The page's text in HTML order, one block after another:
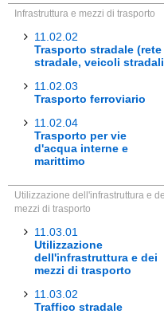
Infrastruttura e mezzi di trasporto
11.02.02
Trasporto stradale (rete
stradale, veicoli
11.02.03
Trasporto ferroviario
11.02.04
Trasporto per vie
d'acqua interne e
marittimo
Utilizzazione dell'infrastruttura e
mezzi di trasporto
11.03.01
Utilizzazione
dell'infrastruttura e dei
mezzi di trasporto
11.03.02
Traffico stradale